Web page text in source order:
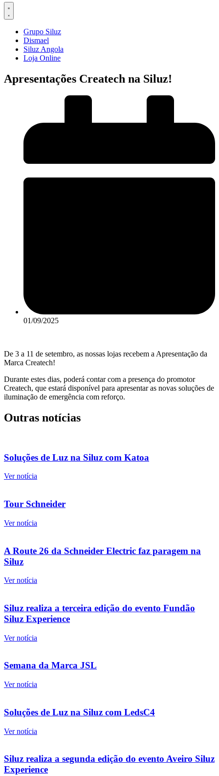
Grupo Siluz
Dismael
Siluz Angola
Loja Online
Apresentações Createch na Siluz!
01/09/2025
De 3 a 11 de setembro, as nossas lojas recebem a Apresentação da
Marca Createch!
Durante estes dias, poderá contar com a presença do promotor
Createch, que estará disponível para apresentar as novas soluções de
iluminação de emergência com reforço.
Outras notícias
Soluções de Luz na Siluz com Katoa
Ver notícia
Tour Schneider
Ver notícia
A Route 26 da Schneider Electric faz paragem na
Siluz
Ver notícia
Siluz realiza a terceira edição do evento Fundão
Siluz Experience
Ver notícia
Semana da Marca JSL
Ver notícia
Soluções de Luz na Siluz com LedsC4
Ver notícia
Siluz realiza a segunda edição do evento Aveiro Siluz
Experience